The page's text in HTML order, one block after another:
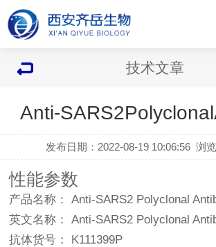
技术文章
Anti-
发布日期：2022-08-19 10:06:56 浏
性能参数
产品名称： Anti-SARS2 Polyclonal
英文名称： Anti-SARS2 Polyclonal
抗体货号： K111399P